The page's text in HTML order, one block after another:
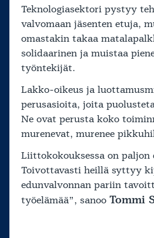
Teknologiasektori pystyy
valvomaan jäsenten etuja,
omastakin takaa
solidaarinen ja muistaa
työntekijät.
Lakko-oikeus ja
perusasioita, joita
Ne ovat perusta koko
murenevat, murenee
Liittokokouksessa on paljon
Toivottavasti heillä syttyy
edunvalvonnan pariin
työelämää”, sanoo Tommi